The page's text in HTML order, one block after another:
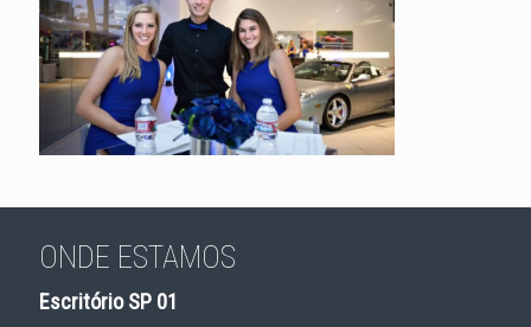
ONDE ESTAMOS
Escritório SP 01